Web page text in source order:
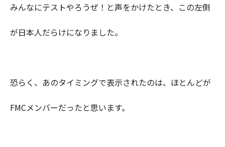
みんなにテストやろうぜ！と声をかけたとき、この左側
が日本人だらけになりました。
恐らく、あのタイミングで表示されたのは、ほとんどが
FMCメンバーだったと思います。